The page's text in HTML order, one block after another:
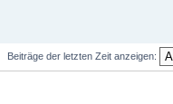
Beiträge der letzten Zeit anzeigen: